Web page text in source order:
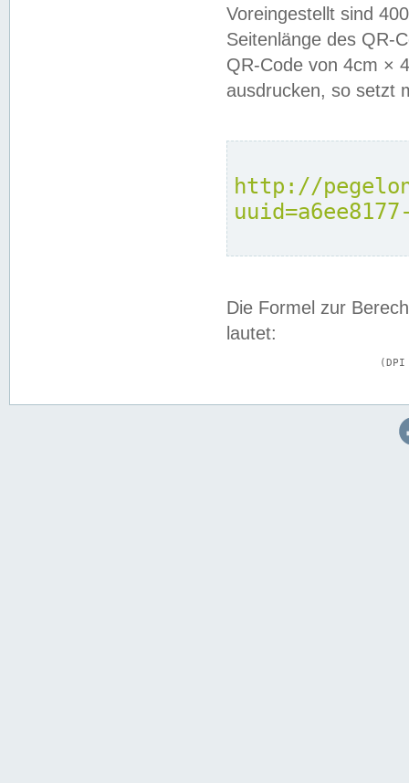
Voreingestellt sind
Seitenlänge des QR-
QR-Code von 4cm ×
ausdrucken, so setzt
http://
Die Formel zur
lautet: